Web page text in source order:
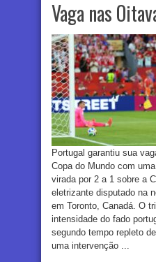
Vaga nas
Portugal garantiu sua
Copa do Mundo com
virada por 2 a 1 sobre a
eletrizante disputado na
em Toronto, Canadá. O
intensidade do fado
segundo tempo repleto
uma intervenção ...